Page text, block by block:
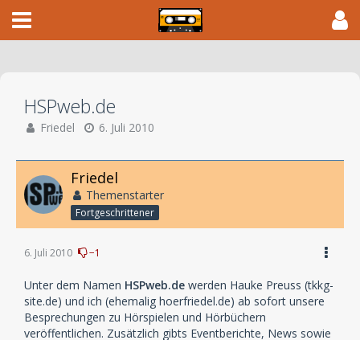
HSPweb.de
Friedel 6. Juli 2010
Friedel
Themenstarter
Fortgeschrittener
6. Juli 2010 −1
Unter dem Namen HSPweb.de werden Hauke Preuss (tkkg-
site.de) und ich (ehemalig hoerfriedel.de) ab sofort unsere
Besprechungen zu Hörspielen und Hörbüchern
veröffentlichen. Zusätzlich gibts Eventberichte, News sowie